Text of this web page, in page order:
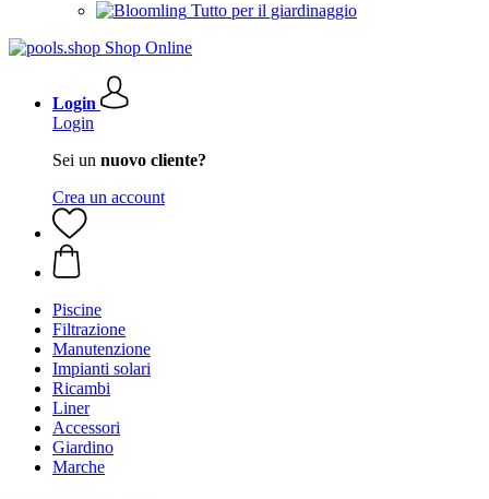
Tutto per il giardinaggio
Login
Login
Sei un nuovo cliente?
Crea un account
Piscine
Filtrazione
Manutenzione
Impianti solari
Ricambi
Liner
Accessori
Giardino
Marche